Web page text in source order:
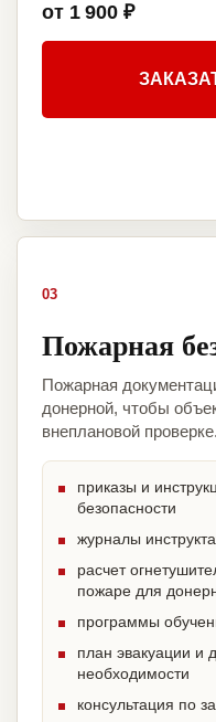
от 1 900 ₽
03
Пожарная
Пожарная
донерной, чтобы
внеплановой проверке.
приказы и
безопасности
журналы
расчет
пожаре для
программы
план эвакуации и
необходимости
консультация по